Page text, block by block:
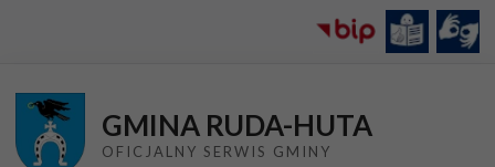
GMINA RUDA-HUTA
OFICJALNY SERWIS GMINY